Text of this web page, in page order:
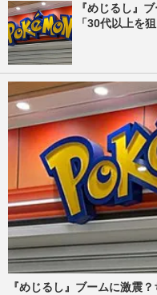
『めじるし』
「30代以上を
『めじるし』ブームに激震